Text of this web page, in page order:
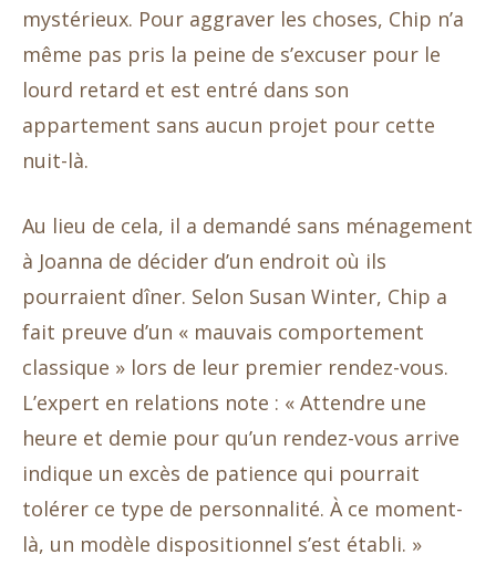
mystérieux. Pour aggraver les choses, Chip n’a
même pas pris la peine de s’excuser pour le
lourd retard et est entré dans son
appartement sans aucun projet pour cette
nuit-là.
Au lieu de cela, il a demandé sans ménagement
à Joanna de décider d’un endroit où ils
pourraient dîner. Selon Susan Winter, Chip a
fait preuve d’un « mauvais comportement
classique » lors de leur premier rendez-vous.
L’expert en relations note : « Attendre une
heure et demie pour qu’un rendez-vous arrive
indique un excès de patience qui pourrait
tolérer ce type de personnalité. À ce moment-
là, un modèle dispositionnel s’est établi. »